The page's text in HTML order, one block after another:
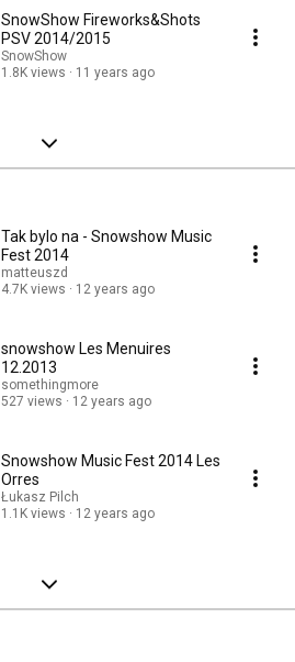
SnowShow Fireworks&Shots
PSV 2014/2015
SnowShow
1.8K views
11 years ago
Tak bylo na - Snowshow Music
Fest 2014
matteuszd
4.7K views
12 years ago
snowshow Les Menuires
12.2013
somethingmore
527 views
12 years ago
Snowshow Music Fest 2014 Les
Orres
Łukasz Pilch
1.1K views
12 years ago